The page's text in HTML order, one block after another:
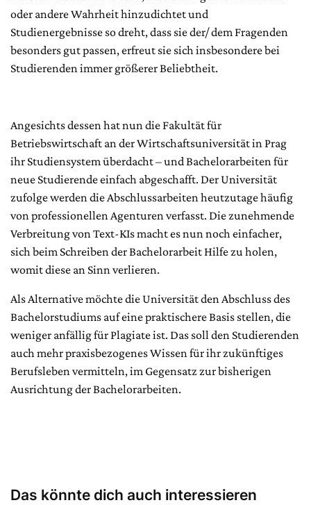
oder andere Wahrheit hinzudichtet und
Studienergebnisse so dreht, dass sie der/ dem Fragenden
besonders gut passen, erfreut sie sich insbesondere bei
Studierenden immer größerer Beliebtheit.
Angesichts dessen hat nun die Fakultät für
Betriebswirtschaft an der Wirtschaftsuniversität in Prag
ihr Studiensystem überdacht – und Bachelorarbeiten für
neue Studierende einfach abgeschafft. Der Universität
zufolge werden die Abschlussarbeiten heutzutage häufig
von professionellen Agenturen verfasst. Die zunehmende
Verbreitung von Text-KIs macht es nun noch einfacher,
sich beim Schreiben der Bachelorarbeit Hilfe zu holen,
womit diese an Sinn verlieren.
Als Alternative möchte die Universität den Abschluss des
Bachelorstudiums auf eine praktischere Basis stellen, die
weniger anfällig für Plagiate ist. Das soll den Studierenden
auch mehr praxisbezogenes Wissen für ihr zukünftiges
Berufsleben vermitteln, im Gegensatz zur bisherigen
Ausrichtung der Bachelorarbeiten.
Das könnte dich auch interessieren